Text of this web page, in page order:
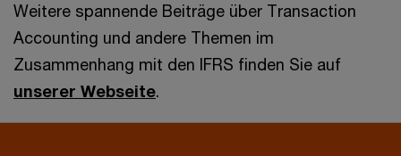
Weitere spannende Beiträge über Transaction
Accounting und andere Themen im
Zusammenhang mit den IFRS finden Sie auf
unserer Webseite.